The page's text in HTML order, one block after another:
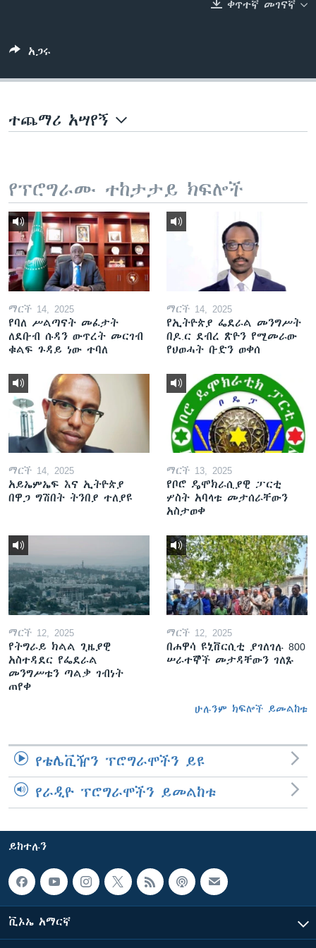
ቋንቋዎች
ቀጥተኛ መገናኛ
አጋሩ
ተጨማሪ አሣየኝ
የፕሮግራሙ ተከታታይ ክፍሎች
ማርች 14, 2025
የባለ ሥልጣናት መፈታት
ለደቡብ ሱዳን ውጥረት መርገብ
ቁልፍ ጉዳይ ነው ተባለ
ማርች 14, 2025
የኢትዮጵያ ፌደራል መንግሥት
በዶ.ር ደብረ ጽዮን የሚመራው
የህወሓት ቡድን ወቀሰ
ማርች 14, 2025
አይኤምኤፍ እና ኢትዮጵያ
በዋጋ ግሽበት ትንበያ ተለያዩ
ማርች 13, 2025
የቦሮ ዴሞክራሲያዊ ፓርቲ
ሦስት አባላቱ መታሰራቸውን
አስታወቀ
ማርች 12, 2025
የትግራይ ክልል ጊዜያዊ
አስተዳደር የፌደራል
መንግሥቱን ጣልቃ ገብነት
ጠየቀ
ማርች 12, 2025
በሐዋሳ ዩኒቨርሲቲ ያገለገሉ 800
ሠራተኞች መታዳቸውን ገለጹ
ሁሉንም ክፍሎች ይመልከቱ
የቴሌቪዥን ፕሮግራሞችን ይዩ
የራዲዮ ፕሮግራሞችን ይመልከቱ
ይከተሉን
ቪኦኤ አማርኛ